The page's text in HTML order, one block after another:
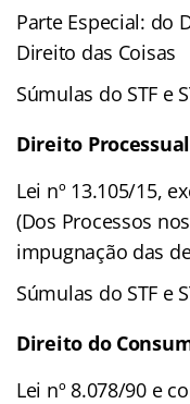
Parte Especial: do
Direito das Coisas
Súmulas do STF e
Direito
Lei nº 13.105/15,
(Dos Processos
impugnação das
Súmulas do STF e
Direito do
Lei nº 8.078/90 e